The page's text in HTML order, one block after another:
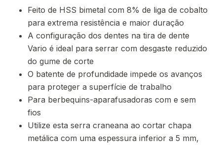
Feito de HSS bimetal com 8% de liga de cobalto
para extrema resistência e maior duração
A configuração dos dentes na tira de dente
Vario é ideal para serrar com desgaste reduzido
do gume de corte
O batente de profundidade impede os avanços
para proteger a superfície de trabalho
Para berbequins-aparafusadoras com e sem
fios
Utilize esta serra craneana ao cortar chapa
metálica com uma espessura inferior a 5 mm,